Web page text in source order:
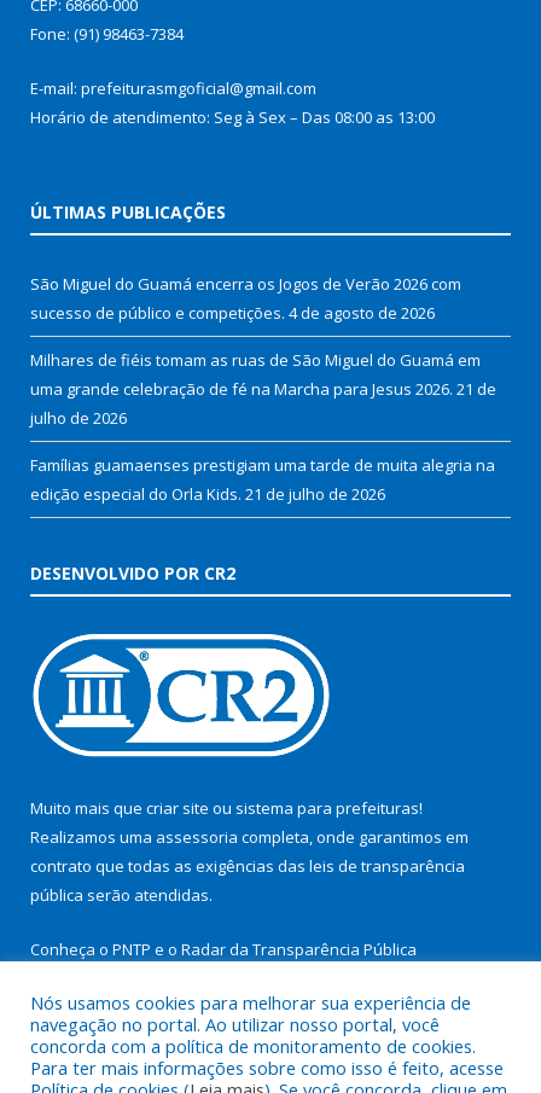
CEP: 68660-000
Fone: (91) 98463-7384
E-mail: prefeiturasmgoficial@gmail.com
Horário de atendimento: Seg à Sex – Das 08:00 as 13:00
ÚLTIMAS PUBLICAÇÕES
São Miguel do Guamá encerra os Jogos de Verão 2026 com
sucesso de público e competições. 4 de agosto de 2026
Milhares de fiéis tomam as ruas de São Miguel do Guamá em
uma grande celebração de fé na Marcha para Jesus 2026. 21 de
julho de 2026
Famílias guamaenses prestigiam uma tarde de muita alegria na
edição especial do Orla Kids. 21 de julho de 2026
DESENVOLVIDO POR CR2
Muito mais que criar site ou sistema para prefeituras!
Realizamos uma assessoria completa, onde garantimos em
contrato que todas as exigências das leis de transparência
pública serão atendidas.
Conheça o PNTP e o Radar da Transparência Pública
Todos os direitos reservados a Prefeitura Municipal de São
Nós usamos cookies para melhorar sua experiência de
navegação no portal. Ao utilizar nosso portal, você
concorda com a política de monitoramento de cookies.
Para ter mais informações sobre como isso é feito, acesse